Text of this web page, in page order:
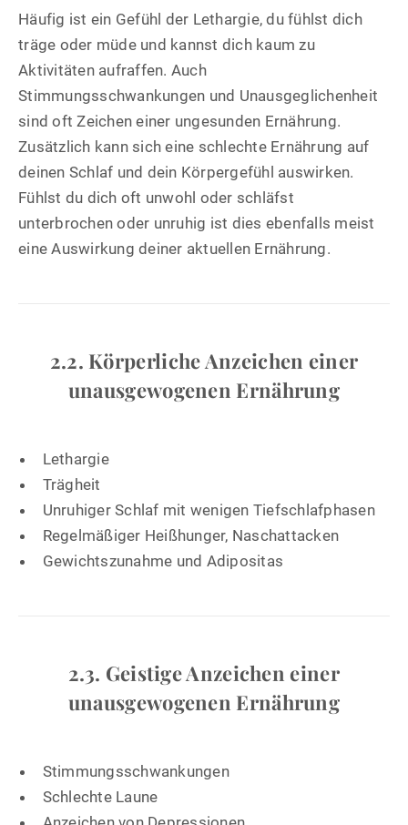
Häufig ist ein Gefühl der Lethargie, du fühlst dich
träge oder müde und kannst dich kaum zu
Aktivitäten aufraffen. Auch
Stimmungsschwankungen und Unausgeglichenheit
sind oft Zeichen einer ungesunden Ernährung.
Zusätzlich kann sich eine schlechte Ernährung auf
deinen Schlaf und dein Körpergefühl auswirken.
Fühlst du dich oft unwohl oder schläfst
unterbrochen oder unruhig ist dies ebenfalls meist
eine Auswirkung deiner aktuellen Ernährung.
2.2. Körperliche Anzeichen einer
unausgewogenen Ernährung
Lethargie
Trägheit
Unruhiger Schlaf mit wenigen Tiefschlafphasen
Regelmäßiger Heißhunger, Naschattacken
Gewichtszunahme und Adipositas
2.3. Geistige Anzeichen einer
unausgewogenen Ernährung
Stimmungsschwankungen
Schlechte Laune